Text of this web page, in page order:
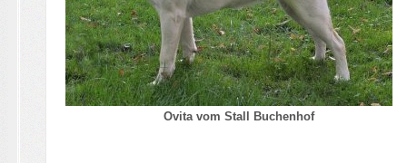
Ovita vom Stall Buchenhof